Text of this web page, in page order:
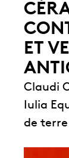
ET
Claudi
Iulia
de